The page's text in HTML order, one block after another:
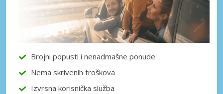
Prijava putem eLinka
Brojni popusti i nenadmašne ponude
Nema skrivenih troškova
Izvrsna korisnička služba